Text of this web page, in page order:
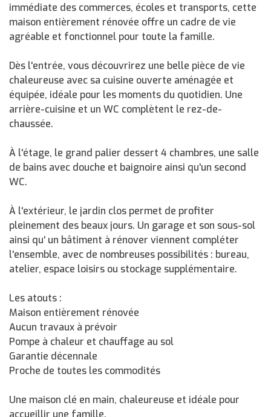
immédiate des commerces, écoles et transports, cette
maison entièrement rénovée offre un cadre de vie
agréable et fonctionnel pour toute la famille.
Dès l'entrée, vous découvrirez une belle pièce de vie
chaleureuse avec sa cuisine ouverte aménagée et
équipée, idéale pour les moments du quotidien. Une
arrière-cuisine et un WC complètent le rez-de-
chaussée.
À l'étage, le grand palier dessert 4 chambres, une salle
de bains avec douche et baignoire ainsi qu'un second
WC.
À l'extérieur, le jardin clos permet de profiter
pleinement des beaux jours. Un garage et son sous-sol
ainsi qu' un bâtiment à rénover viennent compléter
l'ensemble, avec de nombreuses possibilités : bureau,
atelier, espace loisirs ou stockage supplémentaire.
Les atouts :
Maison entièrement rénovée
Aucun travaux à prévoir
Pompe à chaleur et chauffage au sol
Garantie décennale
Proche de toutes les commodités
Une maison clé en main, chaleureuse et idéale pour
accueillir une famille.